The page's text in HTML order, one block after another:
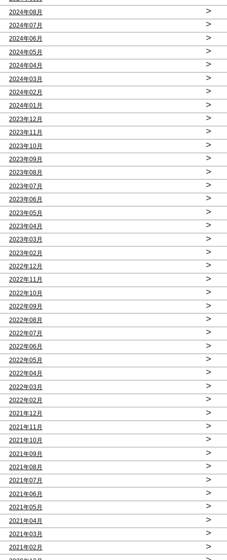
2024年08月 >
2024年07月 >
2024年06月 >
2024年05月 >
2024年04月 >
2024年03月 >
2024年02月 >
2024年01月 >
2023年12月 >
2023年11月 >
2023年10月 >
2023年09月 >
2023年08月 >
2023年07月 >
2023年06月 >
2023年05月 >
2023年04月 >
2023年03月 >
2023年02月 >
2022年12月 >
2022年11月 >
2022年10月 >
2022年09月 >
2022年08月 >
2022年07月 >
2022年06月 >
2022年05月 >
2022年04月 >
2022年03月 >
2022年02月 >
2021年12月 >
2021年11月 >
2021年10月 >
2021年09月 >
2021年08月 >
2021年07月 >
2021年06月 >
2021年05月 >
2021年04月 >
2021年03月 >
2021年02月 >